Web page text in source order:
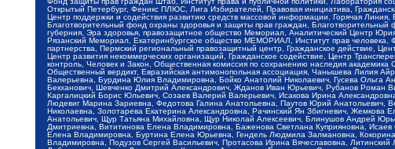
Открытый Петербург, Феникс ПЛЮС, Лига Избирателей, Правовая инициатива,
Центр поддержки и содействия развитию средств массовой информации, Горячая
Благотворительный фонд охраны здоровья и защиты прав граждан,
губерния, Эра здоровья, правозащитное общество Мемориал, Аналитический Центр
Рязанский Мемориал, Екатеринбургское общество МЕМОРИАЛ, Институт прав человека,
партнерства, Пермский региональный правозащитный центр, Гражданское действие,
Центр развития некоммерческих организаций, Гражданское содействие, Центр
контроль, Человек и Закон, Общественная комиссия по сохранению наследия
Общественный вердикт, Евразийская антимонопольная ассоциация, Чанышева Лилия
Валерьевна, Бурдина Юлия Владимировна, Бойко Анатолий Николаевич, Гусева Ольга
Бекханович, Шевченко Дмитрий Александрович, Жданов Иван Юрьевич, Рубанов Роман
Каргалицкий Борис Юльевич, Созаев Валерий Валерьевич, Исакова Ирина
Людевиг Марина Зариевна, Федотова Галина Анатольевна, Паутов Юрий Анатольевич,
Николаевна, Золотарева Екатерина Александровна, Рачинский Ян Збигневич,
Анатольевич, Щур Татьяна Михайловна, Щур Николай Алексеевич, Блинушов Андрей
Дмитриевна, Вититинова Елена Владимировна, Баженова Светлана Куприяновна,
Елена Владимировна, Буртина Елена Юрьевна, Гендель Людмила Залмановна,
Владимировна, Подузов Сергей Васильевич, Протасова Ирина Вячеславовна,